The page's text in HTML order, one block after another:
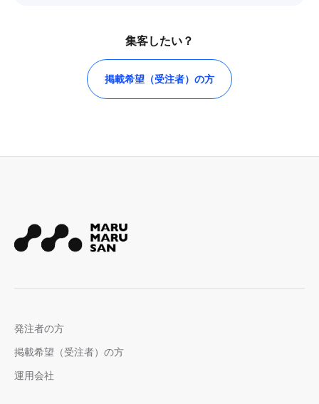
集客したい？
掲載希望（受注者）の方
発注者の方
掲載希望（受注者）の方
運用会社